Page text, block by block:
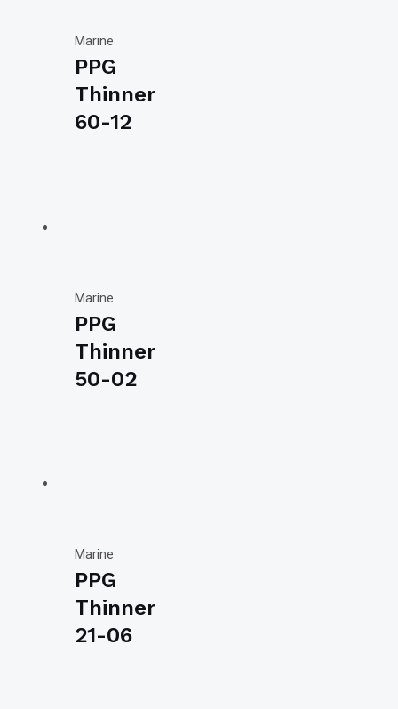
Marine
PPG
Thinner
60-12
Marine
PPG
Thinner
50-02
Marine
PPG
Thinner
21-06